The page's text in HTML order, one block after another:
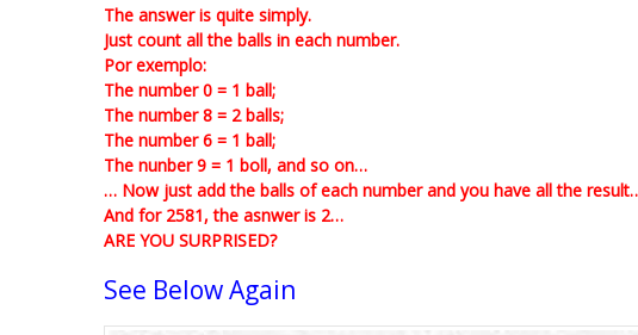
The answer is quite simply.
Just count all the balls in each number.
Por exemplo:
The number 0 = 1 ball;
The number 8 = 2 balls;
The number 6 = 1 ball;
The nunber 9 = 1 boll, and so on…
… Now just add the balls of each number and you have all the
And for 2581, the asnwer is 2…
ARE YOU SURPRISED?
See Below Again